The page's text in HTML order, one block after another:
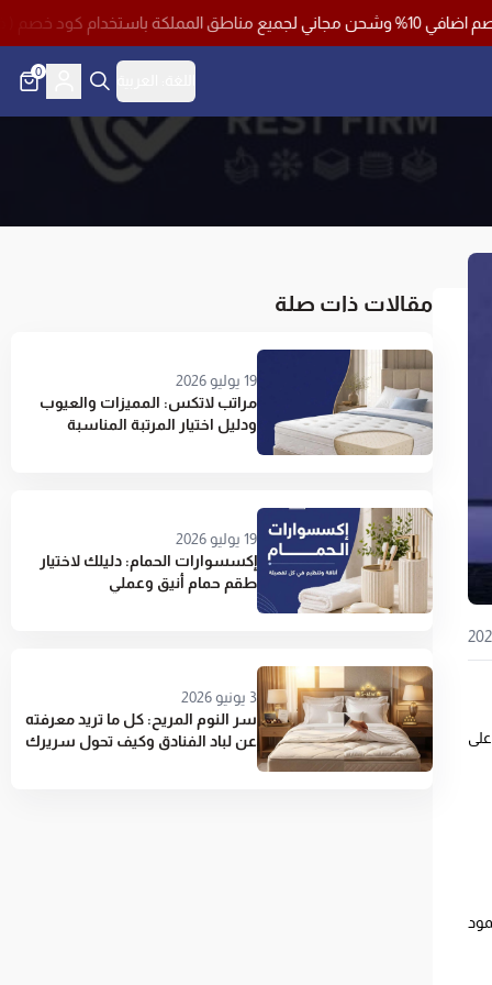
0
مقالات ذات صلة
19 يوليو 2026
مراتب لاتكس: المميزات والعيوب
ودليل اختيار المرتبة المناسبة
19 يوليو 2026
إكسسوارات الحمام: دليلك لاختيار
طقم حمام أنيق وعملي
3 يونيو 2026
سر النوم المريح: كل ما تريد معرفته
عن لباد الفنادق وكيف تحول سريرك